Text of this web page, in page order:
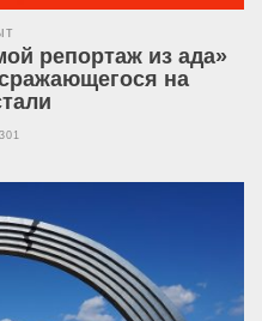
репортаж из ада»
на